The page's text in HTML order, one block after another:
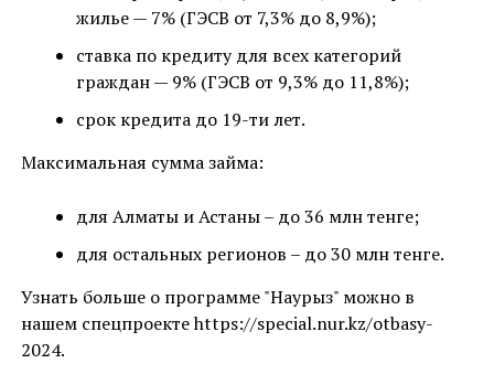
жилье — 7% (ГЭСВ от 7,3% до 8,9%);
ставка по кредиту для всех категорий
граждан — 9% (ГЭСВ от 9,3% до 11,8%);
срок кредита до 19-ти лет.
Максимальная сумма займа:
для Алматы и Астаны – до 36 млн тенге;
для остальных регионов – до 30 млн тенге.
Узнать больше о программе "Наурыз" можно в
нашем спецпроекте https://special.nur.kz/otbasy-
2024.